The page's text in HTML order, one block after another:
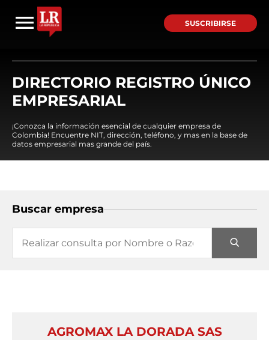
SUSCRIBIRSE
DIRECTORIO REGISTRO ÚNICO
EMPRESARIAL
¡Conozca la información esencial de cualquier empresa de
Colombia! Encuentre NIT, dirección, teléfono, y mas en la base de
datos empresarial mas grande del país.
Buscar empresa
AGROMAX LA DORADA SAS